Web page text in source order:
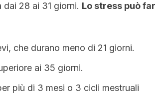
28 ai 31 giorni. Lo stress può far
che durano meno di 21 giorni.
ai 35 giorni.
più di 3 mesi o 3 cicli mestruali